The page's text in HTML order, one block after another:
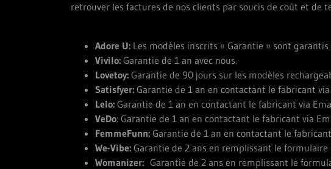
retrouver les factures de nos clients par soucis de coût et de
Adore U: Les modèles inscrits « Garantie » sont garantis
Vivilo: Garantie de 1 an avec nous.
Lovetoy: Garantie de 90 jours sur les modèles
Satisfyer: Garantie de 1 an en contactant le fabricant
Lelo: Garantie de 1 an en contactant le fabricant via
VeDo: Garantie de 1 an en contactant le fabricant via
FemmeFunn: Garantie de 1 an en contactant le
We-Vibe: Garantie de 2 ans en remplissant le
Womanizer: Garantie de 2 ans en remplissant le